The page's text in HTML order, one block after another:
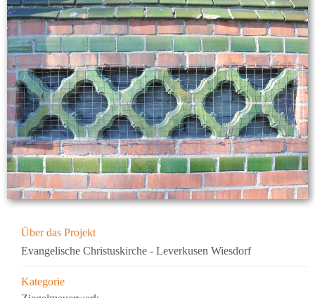
Über das Projekt
Evangelische Christuskirche - Leverkusen Wiesdorf
Kategorie